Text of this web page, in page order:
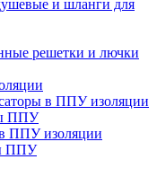
и шланги для
решетки и лючки
в ППУ изоляции
ППУ
ППУ изоляции
ППУ